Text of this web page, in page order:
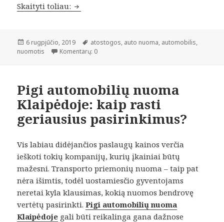
Skaityti toliau: Ilgalaikė automobilių nuoma: kodėl
Paskelbta
6 rugpjūčio, 2019 Žymos
atostogos, auto nuoma, automobilis,
nuomotis
Komentarų: 0
Pigi automobilių nuoma
Klaipėdoje: kaip rasti
geriausius pasirinkimus?
Vis labiau didėjančios paslaugų kainos verčia
ieškoti tokių kompanijų, kurių įkainiai būtų
mažesni. Transporto priemonių nuoma – taip pat
nėra išimtis, todėl uostamiesčio gyventojams
neretai kyla klausimas, kokią nuomos bendrovę
vertėtų pasirinkti.Pigi automobilių nuoma
Klaipėdoje gali būti reikalinga gana dažnose